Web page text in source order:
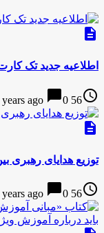
description
اطلاعیه جدید تک
access_time
56 years ago
chat_bubble0
description
توزیع هدایای رهبری
access_time
56 years ago
chat_bubble0